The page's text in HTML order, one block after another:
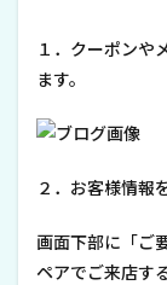
１．クーポンや
ます。
２．お客様情報
画面下部に「ご
ペアでご来店す